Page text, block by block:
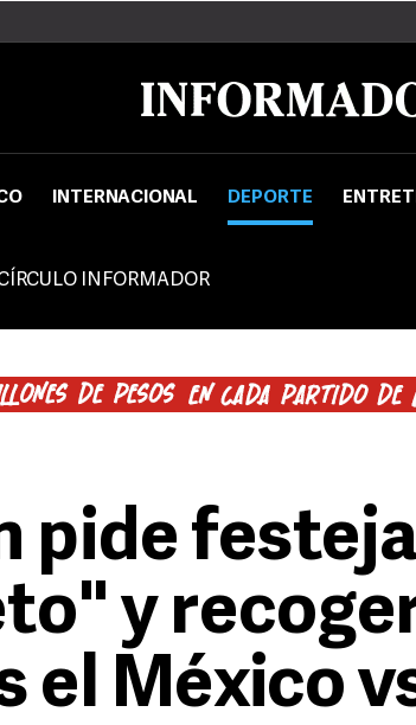
INTERNACIONAL DEPORTE
INFORMADOR
pide
y
el México